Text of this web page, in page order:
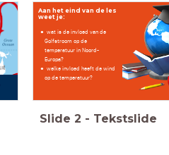
Aan het eind van de les
weet je:
wat is de invloed van de
Golfstroom op de
temperatuur in Noord-
Europa?
welke invloed heeft de wind
op de temperatuur?
Slide 2 - Tekstslide